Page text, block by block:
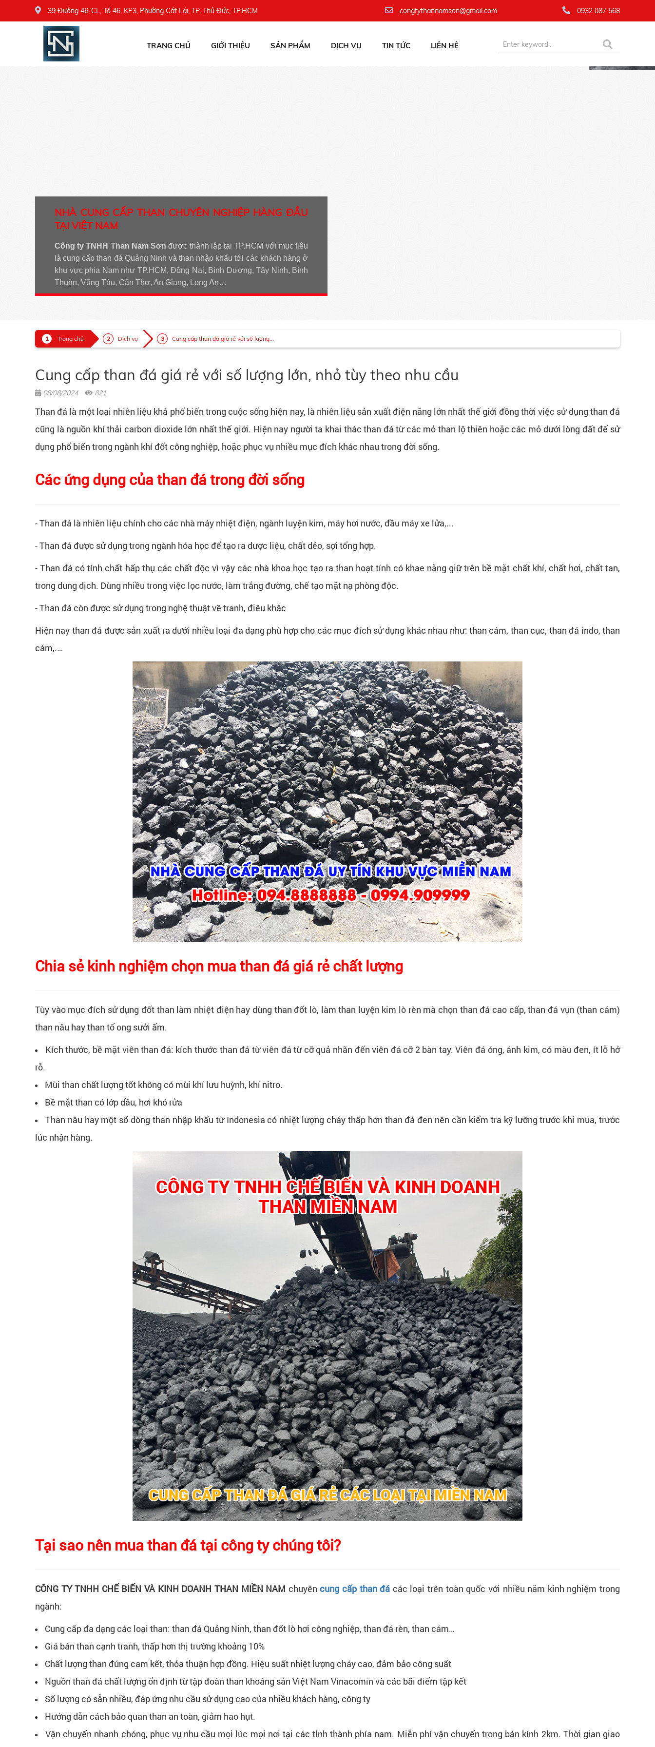
39 Đường 46-CL, Tổ 46, KP3, Phường Cát Lái, TP. Thủ Đức, TP.HCM congtythannamson@gmail.com 0932 087 568
TRANG CHỦ GIỚI THIỆU SẢN PHẨM DỊCH VỤ TIN TỨC LIÊN HỆ
NHÀ CUNG CẤP THAN CHUYÊN NGHIỆP HÀNG ĐẦU
TẠI VIỆT NAM
Công ty TNHH Than Nam Sơnđược thành lập tại TP.HCM với mục tiêu
là cung cấp than đá Quảng Ninh và than nhập khẩu tới các khách hàng ở
khu vực phía Nam như TP.HCM, Đồng Nai, Bình Dương, Tây Ninh, Bình
Thuận, Vũng Tàu, Cần Thơ, An Giang, Long An…
Trang chủ Dịch vụ Cung cấp than đá giá rẻ với số lượng...
Cung cấp than đá giá rẻ với số lượng lớn, nhỏ tùy theo nhu cầu
08/08/2024 821
Than đá là một loại nhiên liệu khá phổ biến trong cuộc sống hiện nay, là nhiên liệu sản xuất điện năng lớn nhất thế giới đồng thời việc sử dụng than đá
cũng là nguồn khí thải carbon dioxide lớn nhất thế giới. Hiện nay người ta khai thác than đá từ các mỏ than lộ thiên hoặc các mỏ dưới lòng đất để sử
dụng phổ biến trong ngành khí đốt công nghiệp, hoặc phục vụ nhiều mục đích khác nhau trong đời sống.
Các ứng dụng của than đá trong đời sống
- Than đá là nhiên liệu chính cho các nhà máy nhiệt điện, ngành luyện kim, máy hơi nước, đầu máy xe lửa,...
- Than đá được sử dụng trong ngành hóa học để tạo ra dược liệu, chất dẻo, sợi tổng hợp.
- Than đá có tính chất hấp thụ các chất độc vì vậy các nhà khoa học tạo ra than hoạt tính có khae năng giữ trên bề mặt chất khí, chất hơi, chất tan,
trong dung dịch. Dùng nhiều trong việc lọc nước, làm trắng đường, chế tạo mặt nạ phòng độc.
- Than đá còn được sử dụng trong nghệ thuật vẽ tranh, điêu khắc
Hiện nay than đá được sản xuất ra dưới nhiều loại đa dạng phù hợp cho các mục đích sử dụng khác nhau như: than cám, than cục, than đá indo, than
cám,.…
Chia sẻ kinh nghiệm chọn mua than đá giá rẻ chất lượng
Tùy vào mục đích sử dụng đốt than làm nhiệt điện hay dùng than đốt lò, làm than luyện kim lò rèn mà chọn than đá cao cấp, than đá vụn (than cám)
than nâu hay than tổ ong sưởi ấm.
Kích thước, bề mặt viên than đá: kích thước than đá từ viên đá từ cỡ quả nhãn đến viên đá cỡ 2 bàn tay. Viên đá óng, ánh kim, có màu đen, ít lỗ hở
rỗ.
Mùi than chất lượng tốt không có mùi khí lưu huỳnh, khí nitro.
Bề mặt than có lớp dầu, hơi khó rửa
Than nâu hay một số dòng than nhập khẩu từ Indonesia có nhiệt lượng cháy thấp hơn than đá đen nên cần kiểm tra kỹ lưỡng trước khi mua, trước
lúc nhận hàng.
Tại sao nên mua than đá tại công ty chúng tôi?
CÔNG TY TNHH CHẾ BIẾN VÀ KINH DOANH THAN MIỀN NAM chuyêncung cấp than đá các loại trên toàn quốc với nhiều năm kinh nghiệm trong
ngành:
Cung cấp đa dạng các loại than: than đá Quảng Ninh, than đốt lò hơi công nghiệp, than đá rèn, than cám…
Giá bán than cạnh tranh, thấp hơn thị trường khoảng 10%
Chất lượng than đúng cam kết, thỏa thuận hợp đồng. Hiệu suất nhiệt lượng cháy cao, đảm bảo công suất
Nguồn than đá chất lượng ổn định từ tập đoàn than khoáng sản Việt Nam Vinacomin và các bãi điểm tập kết
Số lượng có sẵn nhiều, đáp ứng nhu cầu sử dụng cao của nhiều khách hàng, công ty
Hướng dẫn cách bảo quan than an toàn, giảm hao hụt.
Vận chuyển nhanh chóng, phục vụ nhu cầu mọi lúc mọi nơi tại các tỉnh thành phía nam. Miễn phí vận chuyển trong bán kính 2km. Thời gian giao